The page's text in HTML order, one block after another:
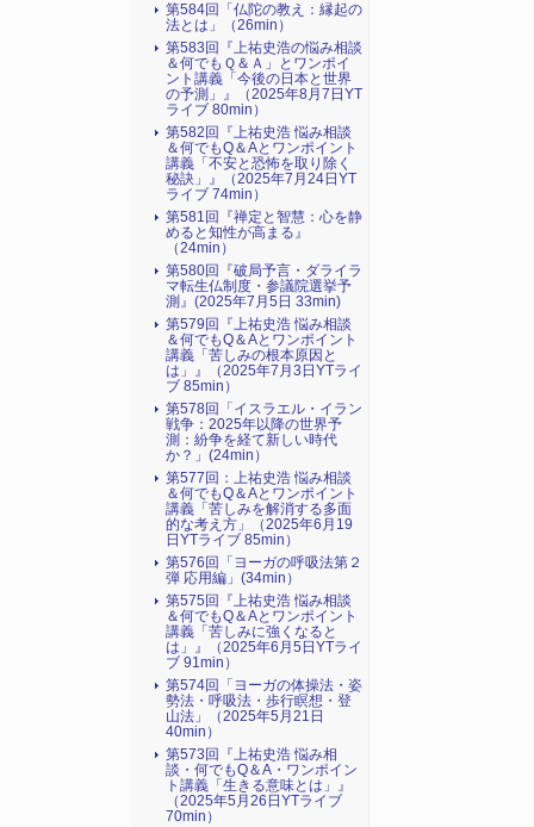
第584回「仏陀の教え：縁起の
法とは」（26min）
第583回『上祐史浩の悩み相談
＆何でもＱ＆Ａ」とワンポイ
ント講義「今後の日本と世界
の予測」』（2025年8月7日YT
ライブ 80min）
第582回『上祐史浩 悩み相談
＆何でもQ＆Aとワンポイント
講義「不安と恐怖を取り除く
秘訣」』（2025年7月24日YT
ライブ 74min）
第581回『禅定と智慧：心を静
めると知性が高まる』
（24min）
第580回『破局予言・ダライラ
マ転生仏制度・参議院選挙予
測』(2025年7月5日 33min)
第579回『上祐史浩 悩み相談
＆何でもQ＆Aとワンポイント
講義「苦しみの根本原因と
は」』（2025年7月3日YTライ
ブ 85min）
第578回「イスラエル・イラン
戦争：2025年以降の世界予
測：紛争を経て新しい時代
か？」(24min）
第577回：上祐史浩 悩み相談
＆何でもQ＆Aとワンポイント
講義「苦しみを解消する多面
的な考え方」（2025年6月19
日YTライブ 85min）
第576回「ヨーガの呼吸法第２
弾 応用編」(34min）
第575回『上祐史浩 悩み相談
＆何でもQ＆Aとワンポイント
講義「苦しみに強くなると
は」』（2025年6月5日YTライ
ブ 91min）
第574回「ヨーガの体操法・姿
勢法・呼吸法・歩行瞑想・登
山法」（2025年5月21日
40min）
第573回『上祐史浩 悩み相
談・何でもQ＆A・ワンポイン
ト講義「生きる意味とは」』
（2025年5月26日YTライブ
70min）